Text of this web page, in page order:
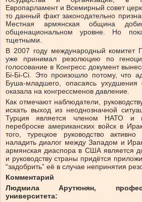
Европарламент и Всемирный совет
то данный факт законодательно
Местная армянская община
общенациональном уровне. Но
тщетными.
В 2007 году международный комитет
уже принимал резолюцию по
голосование в Конгресс документ
Бi-Бі-Сі. Это произошло потому, что
Буша-младшего, опасаясь
оказала на конгрессменов давление.
Как отмечают наблюдатели,
искать выход из неоднозначной
Турция является членом НАТО и
переброске американских войск в
того, турецкое руководство
наладить диалог между Западом и
армянская диаспора в США является
и руководству страны придётся
“задобрить” её в случае непринятия
Комментарий
Людмила Арутюнян,
университета: